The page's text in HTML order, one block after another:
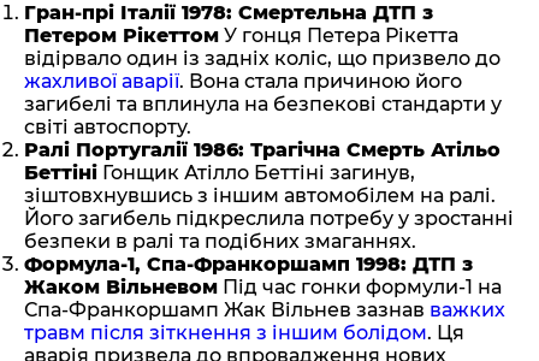
Гран-прі Італії 1978: Смертельна ДТП з
Петером Рікеттом У гонця Петера Рікетта
відірвало один із задніх коліс, що призвело до
жахливої аварії. Вона стала причиною його
загибелі та вплинула на безпекові стандарти у
світі автоспорту.
Ралі Португалії 1986: Трагічна Смерть Атільо
Беттіні Гонщик Атілло Беттіні загинув,
зіштовхнувшись з іншим автомобілем на ралі.
Його загибель підкреслила потребу у зростанні
безпеки в ралі та подібних змаганнях.
Формула-1, Спа-Франкоршамп 1998: ДТП з
Жаком Вільневом Під час гонки формули-1 на
Спа-Франкоршамп Жак Вільнев зазнав важких
травм після зіткнення з іншим болідом. Ця
аварія призвела до впровадження нових